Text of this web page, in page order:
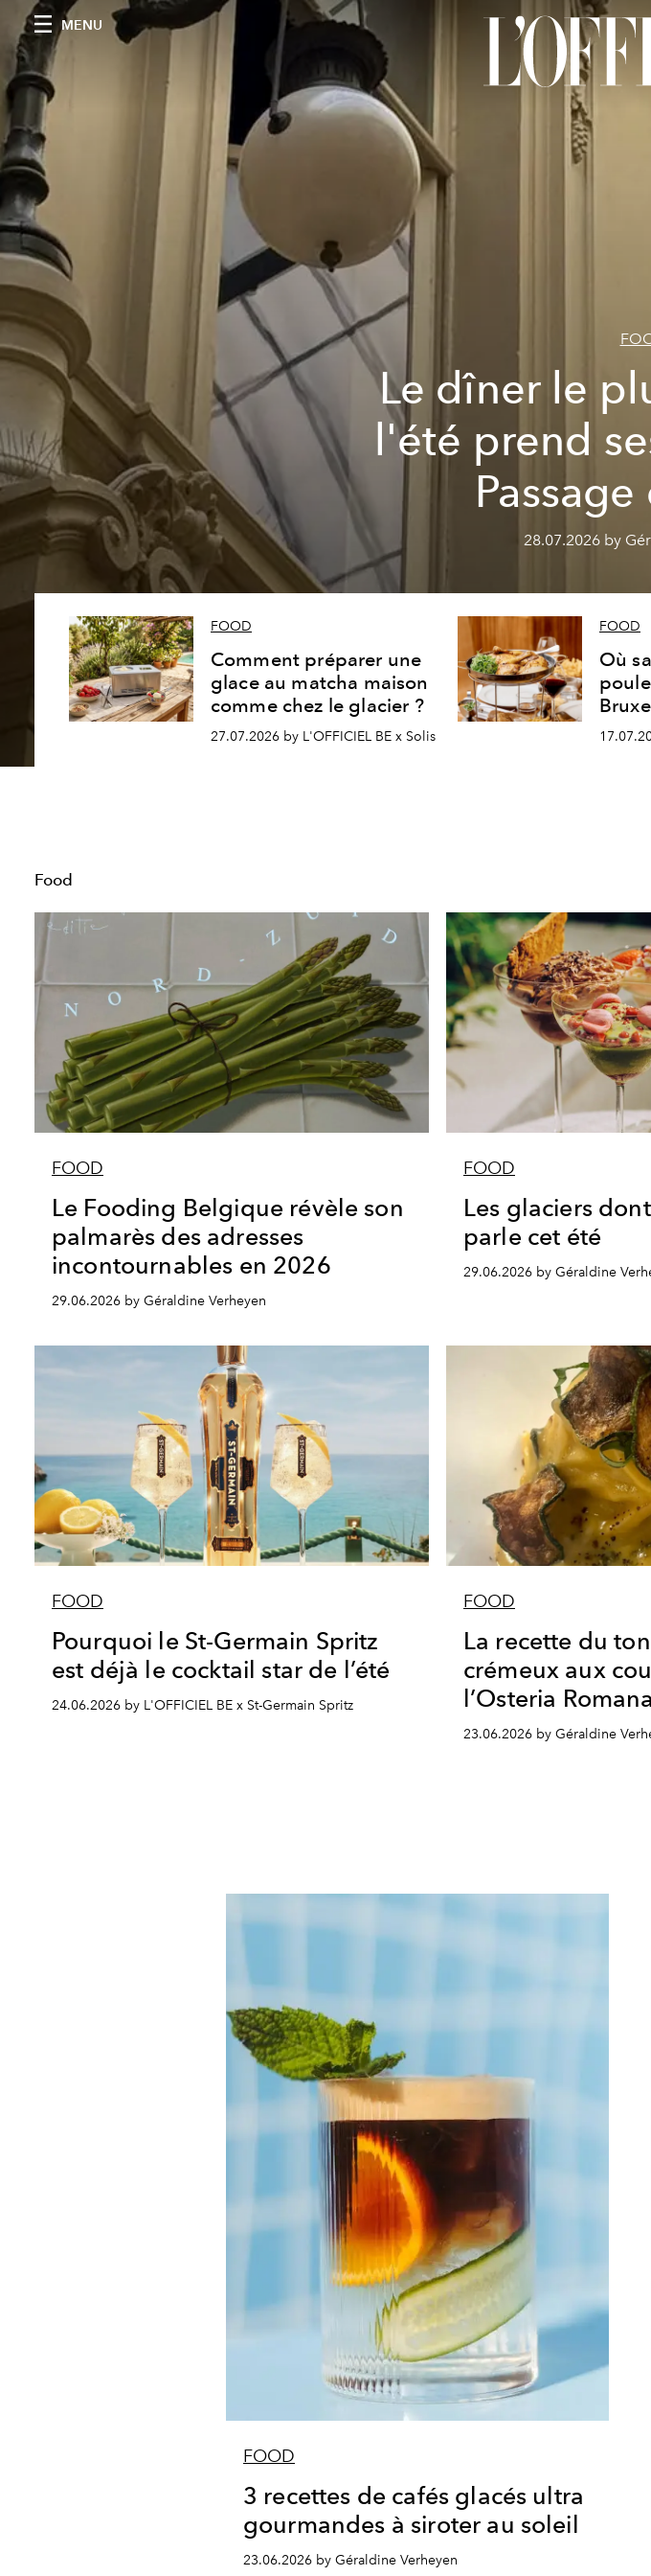
MENU
Le dîner le
l'été prend
28.07.2026 by
FOOD
Comment préparer une
glace au matcha maison
comme chez le glacier ?
27.07.2026 by L'OFFICIEL BE x Solis
FOOD
Où
Food
FOOD
Le Fooding Belgique révèle son
palmarès des adresses
incontournables en 2026
29.06.2026 by Géraldine Verheyen
FOOD
Les glaciers
parle cet été
29.06.2026 by Géraldine
FOOD
Pourquoi le St-Germain Spritz
est déjà le cocktail star de l’été
24.06.2026 by L'OFFICIEL BE x St-Germain Spritz
FOOD
La recette du
crémeux aux
l’Osteria Romana
23.06.2026 by Géraldine
FOOD
3 recettes de cafés glacés ultra
gourmandes à siroter au soleil
23.06.2026 by Géraldine Verheyen